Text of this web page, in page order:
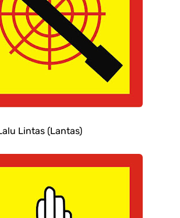
Lintas (Lantas)